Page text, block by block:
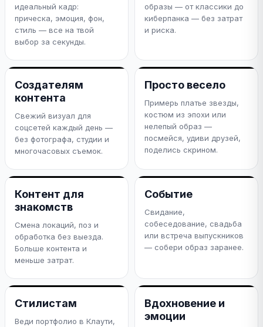
идеальный кадр:
прическа, эмоция, фон,
стиль — все на твой
выбор за секунды.
образы — от классики до
киберпанка — без затрат
и риска.
Создателям
контента
Свежий визуал для
соцсетей каждый день —
без фотографа, студии и
многочасовых съемок.
Просто весело
Примерь платье звезды,
костюм из эпохи или
нелепый образ —
посмейся, удиви друзей,
поделись скрином.
Контент для
знакомств
Смена локаций, поз и
обработка без выезда.
Больше контента и
меньше затрат.
Событие
Свидание,
собеседование, свадьба
или встреча выпускников
— собери образ заранее.
Стилистам
Веди портфолио в Клаути,
Вдохновение и
эмоции